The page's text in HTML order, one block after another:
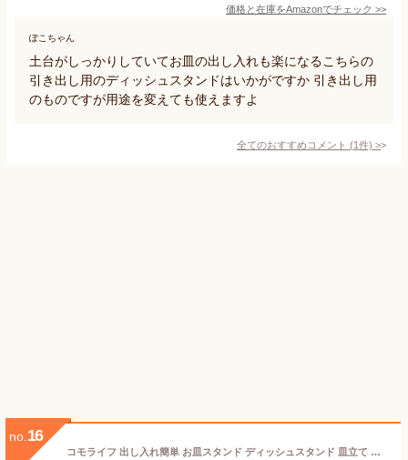
価格と在庫をAmazonでチェック >>
ぽこちゃん
土台がしっかりしていてお皿の出し入れも楽になるこちらの
引き出し用のディッシュスタンドはいかがですか 引き出し用
のものですが用途を変えても使えますよ
全てのおすすめコメント (1件) >
no. 16
コモライフ 出し入れ簡単 お皿スタンド ディッシュスタンド 皿立て お皿ラック お皿 収納 皿収納ラック 多機能収納 折りたたみ コンパクト スペース有効活用 水切り 丸洗いOK 最大13枚収納可能 白 約23×18×7cm(折りたたみ時)